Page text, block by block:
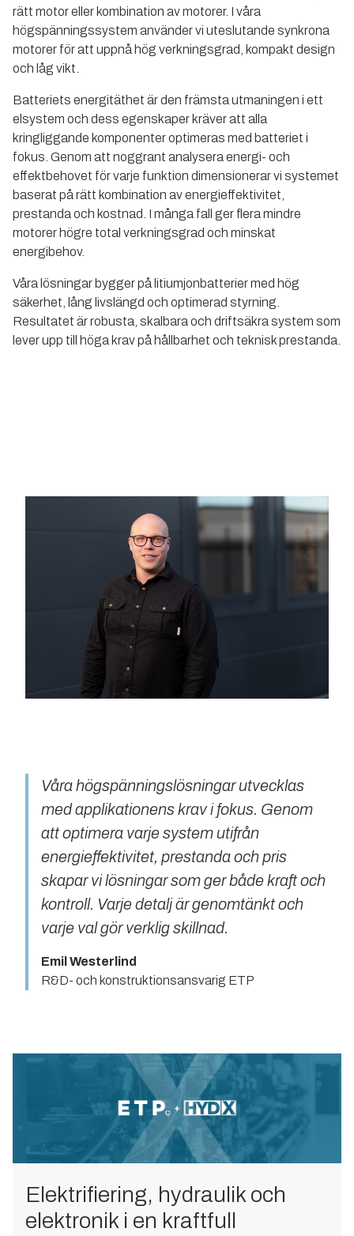
rätt motor eller kombination av motorer. I våra
högspänningssystem använder vi uteslutande synkrona
motorer för att uppnå hög verkningsgrad, kompakt design
och låg vikt.
Batteriets energitäthet är den främsta utmaningen i ett
elsystem och dess egenskaper kräver att alla
kringliggande komponenter optimeras med batteriet i
fokus. Genom att noggrant analysera energi- och
effektbehovet för varje funktion dimensionerar vi systemet
baserat på rätt kombination av energieffektivitet,
prestanda och kostnad. I många fall ger flera mindre
motorer högre total verkningsgrad och minskat
energibehov.
Våra lösningar bygger på litiumjonbatterier med hög
säkerhet, lång livslängd och optimerad styrning.
Resultatet är robusta, skalbara och driftsäkra system som
lever upp till höga krav på hållbarhet och teknisk prestanda.
Våra högspänningslösningar utvecklas
med applikationens krav i fokus. Genom
att optimera varje system utifrån
energieffektivitet, prestanda och pris
skapar vi lösningar som ger både kraft och
kontroll. Varje detalj är genomtänkt och
varje val gör verklig skillnad.
Emil Westerlind
R&D- och konstruktionsansvarig ETP
Elektrifiering, hydraulik och
elektronik i en kraftfull